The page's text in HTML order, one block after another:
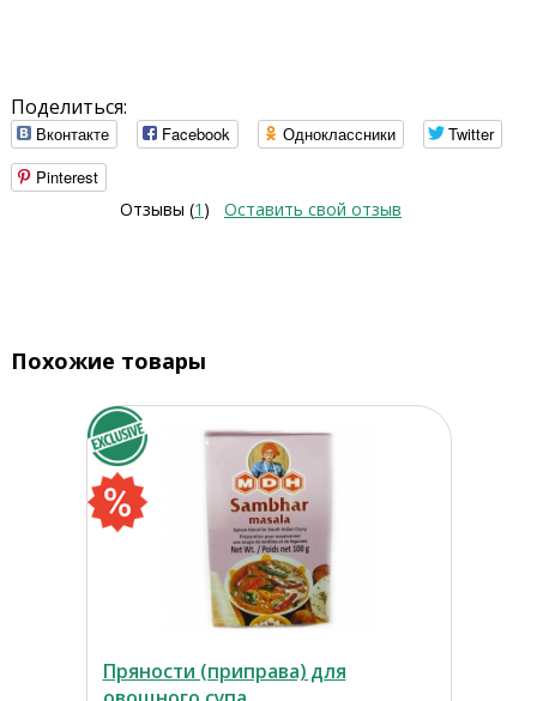
Поделиться:
Вконтакте Facebook Одноклассники
Twitter
Pinterest
Отзывы (1 ) Оставить свой отзыв
Похожие товары
Пряности (приправа) для